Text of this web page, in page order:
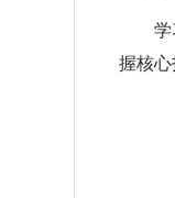
学习
握核心